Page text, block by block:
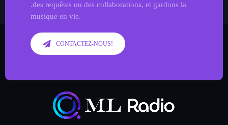
.des requêtes ou des collaborations, et gardons la
musique en vie.
CONTACTEZ-NOUS!